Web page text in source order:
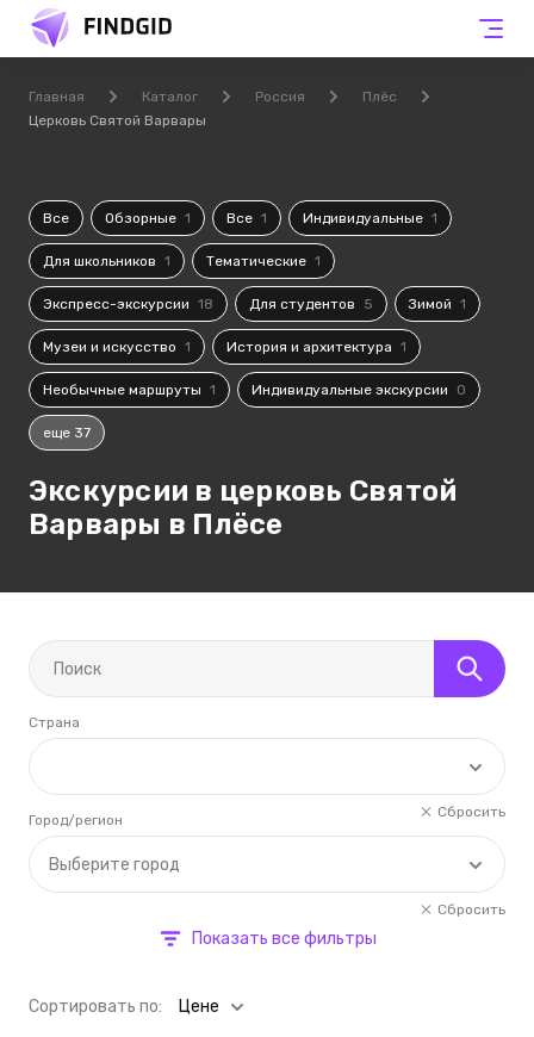
Главная Каталог Россия
Плёс
Церковь Святой Варвары
Все Обзорные 1 Все 1 Индивидуальные 1
Для школьников 1 Тематические 1
Экспресс-экскурсии 18 Для студентов 5 Зимой 1
Музеи и искусство 1 История и архитектура 1
Необычные маршруты 1 Индивидуальные экскурсии 0
еще 37
Экскурсии в церковь Святой
Варвары в Плёсе
Страна
Сбросить
Выберите город
Город/регион
Сбросить
Показать все фильтры
Cортировать по: Цене